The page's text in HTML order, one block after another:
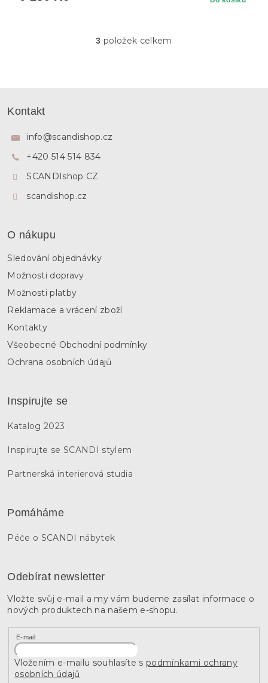
O
3 položek celkem
Kontakt
info@scandishop.cz
+420 514 514 834
SCANDIshop CZ
scandishop.cz
O nákupu
Sledování objednávky
Možnosti dopravy
Možnosti platby
Reklamace a vrácení zboží
Kontakty
Všeobecné Obchodní podmínky
Ochrana osobních údajů
Inspirujte se
Katalog 2023
Inspirujte se SCANDI stylem
Partnerská interierová studia
Pomáháme
Péče o SCANDI nábytek
Odebírat newsletter
Vložte svůj e-mail a my vám budeme zasílat informace o
nových produktech na našem e-shopu.
E-mail
Vložením e-mailu souhlasíte s podmínkami ochrany
osobních údajů